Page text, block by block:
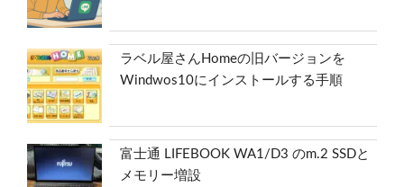
ラベル屋さんHomeの旧バージョンを
Windwos10にインストールする手順
富士通 LIFEBOOK WA1/D3 のm.2 SSDと
メモリー増設